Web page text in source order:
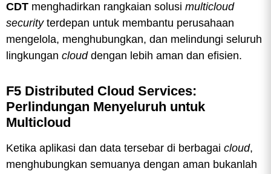
CDT menghadirkan rangkaian solusi multicloud
securityterdepan untuk membantu perusahaan
mengelola, menghubungkan, dan melindungi seluruh
lingkungan cloud dengan lebih aman dan efisien.
F5 Distributed Cloud Services:
Perlindungan Menyeluruh untuk
Multicloud
Ketika aplikasi dan data tersebar di berbagai cloud,
menghubungkan semuanya dengan aman bukanlah